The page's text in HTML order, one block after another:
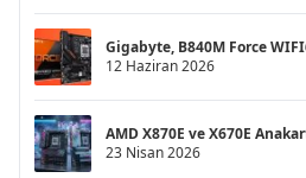
Gigabyte, B840M Force
12 Haziran 2026
AMD X870E ve X670E
23 Nisan 2026